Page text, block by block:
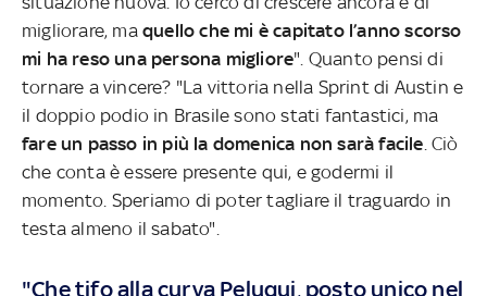
migliorare, ma quello che mi è capitato l’anno scorso
mi ha reso una persona migliore". Quanto pensi di
tornare a vincere? "La vittoria nella Sprint di Austin e
il doppio podio in Brasile sono stati fantastici, ma
fare un passo in più la domenica non sarà facile . Ciò
che conta è essere presente qui, e godermi il
momento. Speriamo di poter tagliare il traguardo in
testa almeno il sabato".
"Che tifo alla curva Peluqui, posto unico nel